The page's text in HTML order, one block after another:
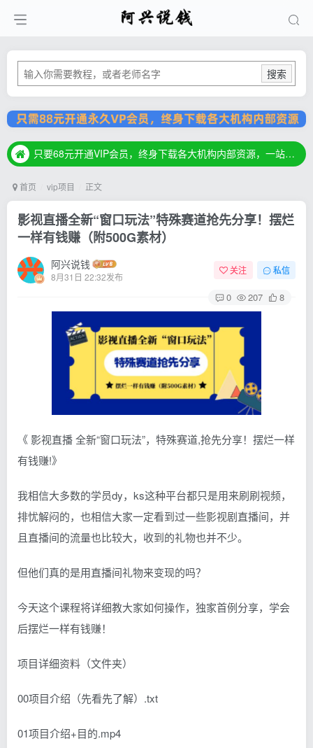
搜索
只要68元开通VIP会员，终身下载各大机构内部资源，一站式草根创业基地，最新最强网赚教程大全，小投入，大回报！
只要68元开通VIP会员，终身下载各大机构内部资源，一站式草根创业基地，最新最强网赚教程大全，小投入，大回报！
首页 vip项目 正文
影视直播全新“窗口玩法”特殊赛道抢先分享！摆烂
一样有钱赚（附500G素材）
阿兴说钱
8月31日 22:32发布
关注 私信
0 207 8
《 影视直播 全新“窗口玩法”，特殊赛道,抢先分享！摆烂一样
有钱赚!》
我相信大多数的学员dy，ks这种平台都只是用来刷刷视频，
排忧解闷的，也相信大家一定看到过一些影视剧直播间，并
且直播间的流量也比较大，收到的礼物也并不少。
但他们真的是用直播间礼物来变现的吗？
今天这个课程将详细教大家如何操作，独家首例分享，学会
后摆烂一样有钱赚！
项目详细资料（文件夹）
00项目介绍（先看先了解）.txt
01项目介绍+目的.mp4